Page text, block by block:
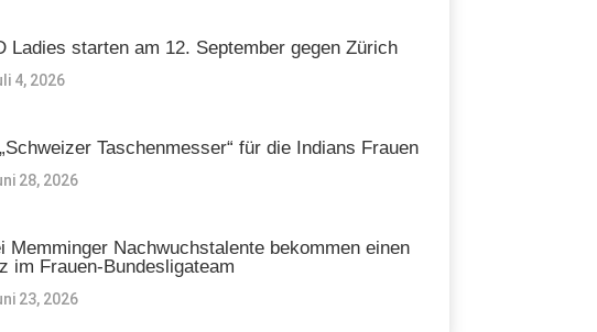
Ladies starten am 12. September gegen Zürich
4, 2026
Taschenmesser“ für die Indians Frauen
28, 2026
Memminger Nachwuchstalente bekommen einen
im Frauen-Bundesligateam
23, 2026